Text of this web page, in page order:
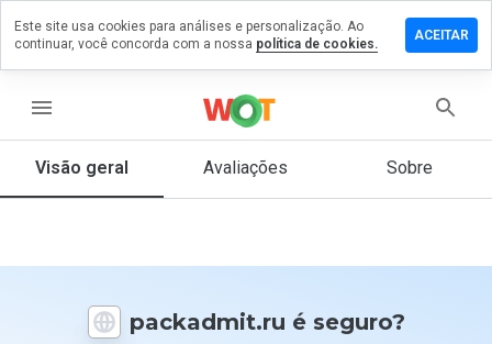
menu
Visão geral Avaliações Sobre
packadmit.ru é seguro?
um
que
Este site usa cookies para análises e personalização. Ao
continuar, você concorda com a nossa política de cookies.
ACEITAR